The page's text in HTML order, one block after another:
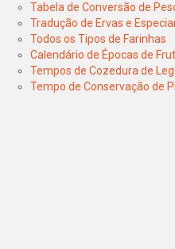
Tabela de Conversão de
Tradução de Ervas e
Todos os Tipos de Farinhas
Calendário de Épocas de
Tempos de Cozedura de
Tempo de Conservação de